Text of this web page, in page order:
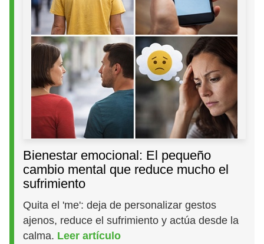
Bienestar emocional: El pequeño
cambio mental que reduce mucho el
sufrimiento
Quita el 'me': deja de personalizar gestos
ajenos, reduce el sufrimiento y actúa desde la
calma. Leer artículo